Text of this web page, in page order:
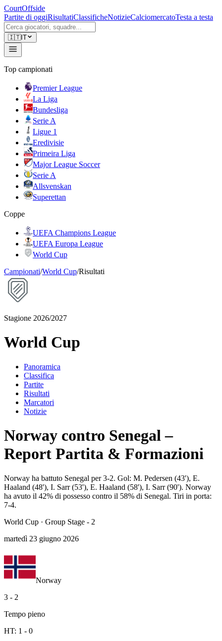
CourtOffside
Partite di oggiRisultatiClassificheNotizieCalciomercatoTesta a testa
🇮🇹IT
Top campionati
Premier League
La Liga
Bundesliga
Serie A
Ligue 1
Eredivisie
Primeira Liga
Major League Soccer
Serie A
Allsvenskan
Superettan
Coppe
UEFA Champions League
UEFA Europa League
World Cup
Campionati/World Cup/Risultati
Stagione 2026/2027
World Cup
Panoramica
Classifica
Partite
Risultati
Marcatori
Notizie
Norway contro Senegal –
Report Partita & Formazioni
Norway ha battuto Senegal per 3-2. Gol: M. Pedersen (43'), E.
Haaland (48'), I. Sarr (53'), E. Haaland (58'), I. Sarr (90'). Norway
ha avuto il 42% di possesso contro il 58% di Senegal. Tiri in porta:
7-4.
World Cup · Group Stage - 2
martedì 23 giugno 2026
Norway
3 - 2
Tempo pieno
HT: 1 - 0